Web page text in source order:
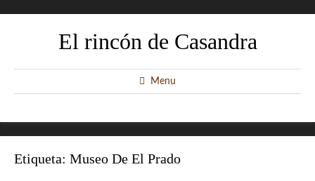
El rincón de Casandra
Menu
Etiqueta: Museo De El Prado